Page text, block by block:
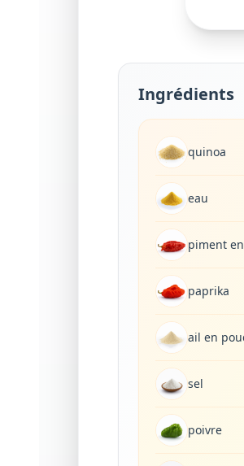
Ingrédients
quinoa
eau
piment
paprika
ail en
sel
poivre